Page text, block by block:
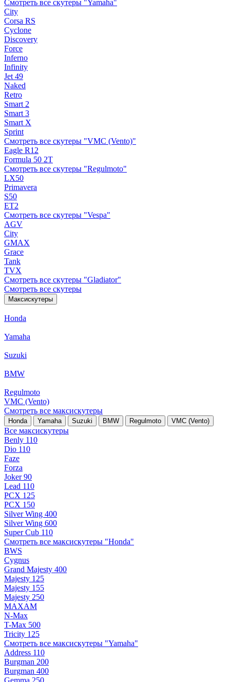
Смотреть все скутеры "Yamaha"
City
Corsa RS
Cyclone
Discovery
Force
Inferno
Infinity
Jet 49
Naked
Retro
Smart 2
Smart 3
Smart X
Sprint
Смотреть все скутеры "VMC (Vento)"
Eagle R12
Formula 50 2Т
Смотреть все скутеры "Regulmoto"
LX50
Primavera
S50
ET2
Смотреть все скутеры "Vespa"
AGV
City
GMAX
Grace
Tank
TVX
Смотреть все скутеры "Gladiator"
Смотреть все скутеры
Максискутеры
Honda
Yamaha
Suzuki
BMW
Regulmoto
VMC (Vento)
Смотреть все максискутеры
Honda Yamaha Suzuki BMW Regulmoto VMC (Vento)
Все максискутеры
Benly 110
Dio 110
Faze
Forza
Joker 90
Lead 110
PCX 125
PCX 150
Silver Wing 400
Silver Wing 600
Super Cub 110
Смотреть все максискутеры "Honda"
BWS
Cygnus
Grand Majesty 400
Majesty 125
Majesty 155
Majesty 250
MAXAM
N-Max
T-Max 500
Tricity 125
Смотреть все максискутеры "Yamaha"
Address 110
Burgman 200
Burgman 400